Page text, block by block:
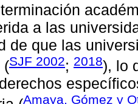
a las
de que las
(SJF 2002; 2018), lo
Amaya, Gómez y